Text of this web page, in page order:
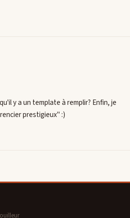
y a un template à remplir? Enfin, je
prestigieux" :)